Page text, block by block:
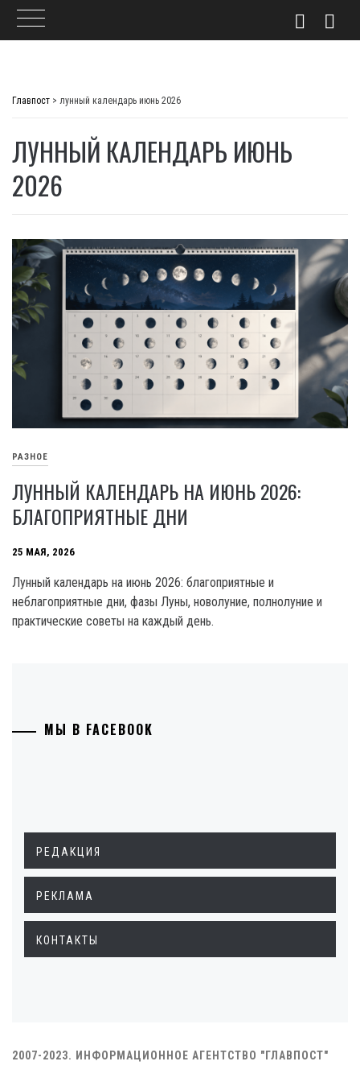
Главпост > лунный календарь июнь 2026
ЛУННЫЙ КАЛЕНДАРЬ ИЮНЬ
2026
РАЗНОЕ
ЛУННЫЙ КАЛЕНДАРЬ НА ИЮНЬ 2026:
БЛАГОПРИЯТНЫЕ ДНИ
25 МАЯ, 2026
Лунный календарь на июнь 2026: благоприятные и
неблагоприятные дни, фазы Луны, новолуние, полнолуние и
практические советы на каждый день.
МЫ В FACEBOOK
РЕДАКЦИЯ
РЕКЛАМА
КОНТАКТЫ
2007-2023. ИНФОРМАЦИОННОЕ АГЕНТСТВО "ГЛАВПОСТ"